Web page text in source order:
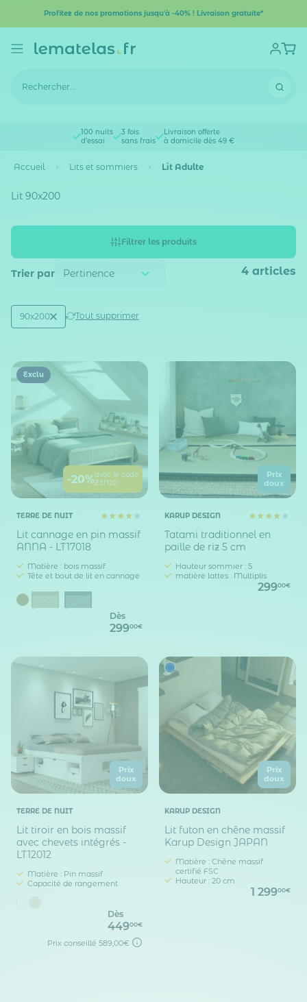
Profitez de nos promotions jusqu'à -40% ! Livraison gratuite*
100 nuits
d'essai
3 fois
sans frais
Livraison offerte
à domicile dès 49 €
Accueil Lits et sommiers Lit Adulte
Lit 90x200
Filtrer les produits
Trier par 4 articles
Active filtering (1)
Taille sommier / lit (en cm)
90x200 Tout supprimer
Exclu
-20%avec le code
ZEN20
TERRE DE NUIT
Lit cannage en pin massif
ANNA - LT17018
Matière : bois massif
Tête et bout de lit en cannage
Dès
29900€
Prix
doux
KARUP DESIGN
Tatami traditionnel en
paille de riz 5 cm
Hauteur sommier : 5
matière lattes : Multiplis
29900€
Prix
doux
TERRE DE NUIT
Lit tiroir en bois massif
avec chevets intégrés -
LT12012
Matière : Pin massif
Capacité de rangement
Dès
44900€
Prix conseillé 589,00€
Prix
doux
KARUP DESIGN
Lit futon en chêne massif
Karup Design JAPAN
Matière : Chêne massif
certifié FSC
Hauteur : 20 cm
1 29900€